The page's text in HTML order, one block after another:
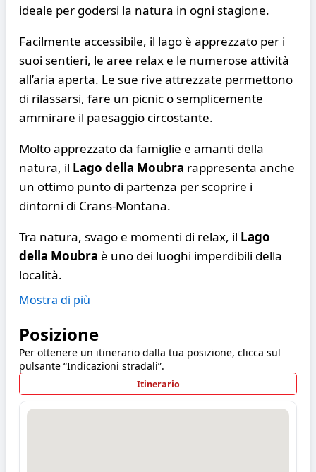
ideale per godersi la natura in ogni stagione.
Facilmente accessibile, il lago è apprezzato per i
suoi sentieri, le aree relax e le numerose attività
all’aria aperta. Le sue rive attrezzate permettono
di rilassarsi, fare un picnic o semplicemente
ammirare il paesaggio circostante.
Molto apprezzato da famiglie e amanti della
natura, il Lago della Moubra rappresenta anche
un ottimo punto di partenza per scoprire i
dintorni di Crans-Montana.
Tra natura, svago e momenti di relax, il Lago
della Moubra è uno dei luoghi imperdibili della
località.
Mostra di più
Posizione
Per ottenere un itinerario dalla tua posizione, clicca sul
pulsante “Indicazioni stradali”.
Itinerario